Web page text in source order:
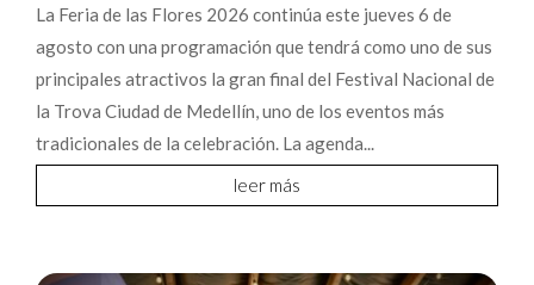
La Feria de las Flores 2026 continúa este jueves 6 de
agosto con una programación que tendrá como uno de sus
principales atractivos la gran final del Festival Nacional de
la Trova Ciudad de Medellín, uno de los eventos más
tradicionales de la celebración. La agenda...
leer más